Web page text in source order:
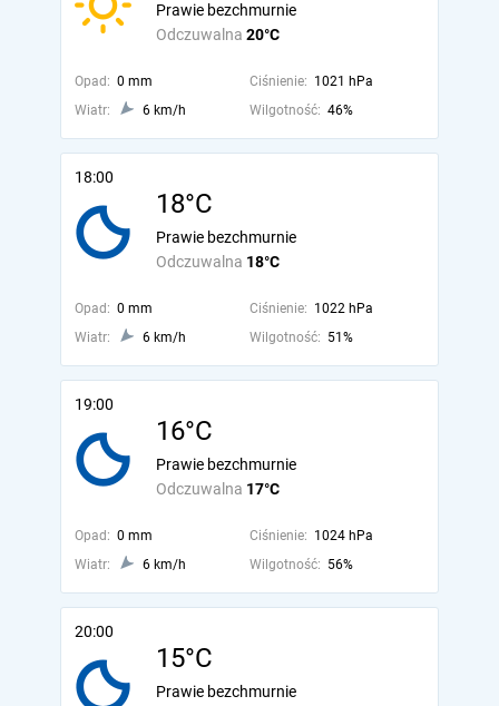
Odczuwalna 20°C
Prawie bezchmurnie
Opad: 0 mm Ciśnienie: 1021 hPa
Wiatr:
6 km/h Wilgotność: 46%
18:00
18°C
Odczuwalna 18°C
Prawie bezchmurnie
Opad: 0 mm Ciśnienie: 1022 hPa
Wiatr:
6 km/h Wilgotność: 51%
19:00
16°C
Odczuwalna 17°C
Prawie bezchmurnie
Opad: 0 mm Ciśnienie: 1024 hPa
Wiatr:
6 km/h Wilgotność: 56%
20:00
15°C
Prawie bezchmurnie